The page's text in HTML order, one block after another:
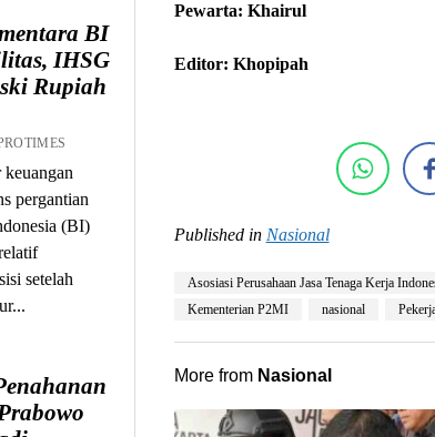
BI
IHSG
Rupiah
pergantian
(BI)
setelah
Pewarta: Khairul
Editor: Khopipah
Published in Nasional
Asosiasi Perusahaan Jasa Tenaga Kerja
Kementerian P2MI
nasional
More from Nasional